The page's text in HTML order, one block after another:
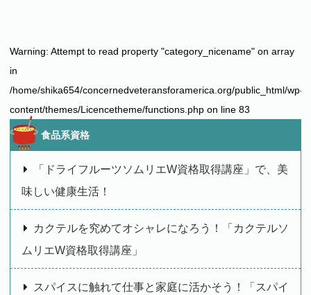
Warning: Attempt to read property "category_nicename" on array
in
/home/shika654/concernedveteransforamerica.org/public_html/wp-
content/themes/Licencetheme/functions.php on line 83
食品系資格
「ドライフルーツソムリエW資格取得講座」で、美
味しい健康生活！
カクテルを究めてオシャレになろう！「カクテルソ
ムリエW資格取得講座」
スパイスに触れて仕事と家庭に活かそう！「スパイ